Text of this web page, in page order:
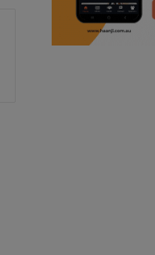
punjabi kahani